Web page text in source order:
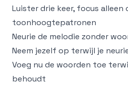
Luister drie keer, focus alleen
toonhoogtepatronen
Neurie de melodie zonder
Neem jezelf op terwijl je
Voeg nu de woorden toe
behoudt